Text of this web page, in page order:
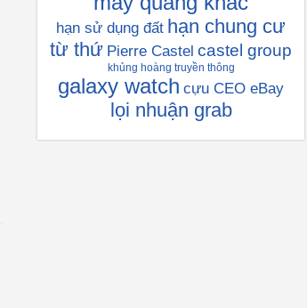
hạn sử dụng đất hạn chung cư
từ thứ Pierre Castel castel group
khủng hoàng truyền thông
galaxy watch cựu CEO eBay
lọi nhuận grab